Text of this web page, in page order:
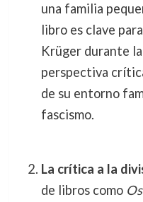
una familia
libro es clave
Krüger durante
perspectiva
de su entorno
fascismo.
La crítica a la
de libros como